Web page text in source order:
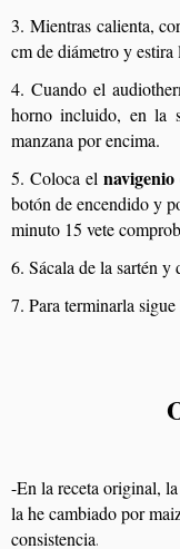
3. Mientras calienta,
cm de diámetro y estira
4. Cuando el
horno incluido, en la
manzana por encima.
5. Coloca el
botón de encendido y
minuto 15 vete
6. Sácala de la sartén
7. Para terminarla
-En la receta original,
la he cambiado por
consistencia.